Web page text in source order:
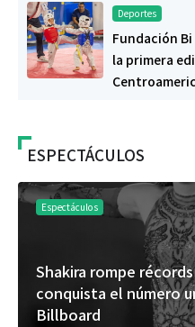
Deportes
Fundación
la primera
ESPECTÁCULOS
Espectáculos
Shakira rompe
conquista el número
Billboard